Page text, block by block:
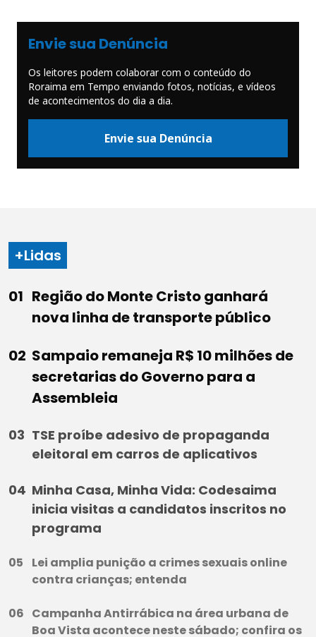
Envie sua Denúncia
Os leitores podem colaborar com o conteúdo do
Roraima em Tempo enviando fotos, notícias, e vídeos
de acontecimentos do dia a dia.
Envie sua Denúncia
+Lidas
Região do Monte Cristo ganhará
nova linha de transporte público
Sampaio remaneja R$ 10 milhões de
secretarias do Governo para a
Assembleia
TSE proíbe adesivo de propaganda
eleitoral em carros de aplicativos
Minha Casa, Minha Vida: Codesaima
inicia visitas a candidatos inscritos no
programa
Lei amplia punição a crimes sexuais online
contra crianças; entenda
Campanha Antirrábica na área urbana de
Boa Vista acontece neste sábado; confira os